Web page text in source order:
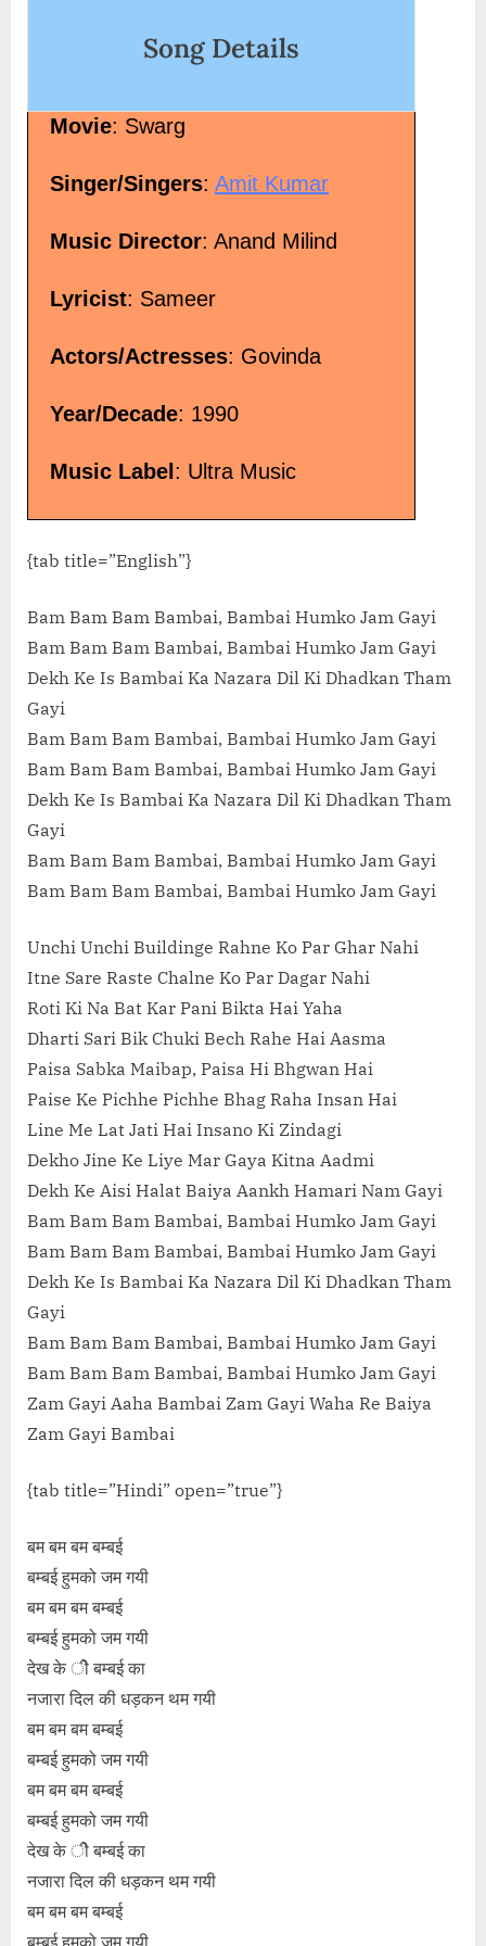
Song Details
Movie: Swarg
Singer/Singers: Amit Kumar
Music Director: Anand Milind
Lyricist: Sameer
Actors/Actresses: Govinda
Year/Decade: 1990
Music Label : Ultra Music
{tab title=”English”}
Bam Bam Bam Bambai, Bambai Humko Jam Gayi
Bam Bam Bam Bambai, Bambai Humko Jam Gayi
Dekh Ke Is Bambai Ka Nazara Dil Ki Dhadkan Tham
Gayi
Bam Bam Bam Bambai, Bambai Humko Jam Gayi
Bam Bam Bam Bambai, Bambai Humko Jam Gayi
Dekh Ke Is Bambai Ka Nazara Dil Ki Dhadkan Tham
Gayi
Bam Bam Bam Bambai, Bambai Humko Jam Gayi
Bam Bam Bam Bambai, Bambai Humko Jam Gayi
Unchi Unchi Buildinge Rahne Ko Par Ghar Nahi
Itne Sare Raste Chalne Ko Par Dagar Nahi
Roti Ki Na Bat Kar Pani Bikta Hai Yaha
Dharti Sari Bik Chuki Bech Rahe Hai Aasma
Paisa Sabka Maibap, Paisa Hi Bhgwan Hai
Paise Ke Pichhe Pichhe Bhag Raha Insan Hai
Line Me Lat Jati Hai Insano Ki Zindagi
Dekho Jine Ke Liye Mar Gaya Kitna Aadmi
Dekh Ke Aisi Halat Baiya Aankh Hamari Nam Gayi
Bam Bam Bam Bambai, Bambai Humko Jam Gayi
Bam Bam Bam Bambai, Bambai Humko Jam Gayi
Dekh Ke Is Bambai Ka Nazara Dil Ki Dhadkan Tham
Gayi
Bam Bam Bam Bambai, Bambai Humko Jam Gayi
Bam Bam Bam Bambai, Bambai Humko Jam Gayi
Zam Gayi Aaha Bambai Zam Gayi Waha Re Baiya
Zam Gayi Bambai
{tab title=”Hindi” open=”true”}
बम बम बम बम्बई
बम्बई हुमको जम गयी
बम बम बम बम्बई
बम्बई हुमको जम गयी
देख के ीे बम्बई का
नजारा दिल की धड़कन थम गयी
बम बम बम बम्बई
बम्बई हुमको जम गयी
बम बम बम बम्बई
बम्बई हुमको जम गयी
देख के ीे बम्बई का
नजारा दिल की धड़कन थम गयी
बम बम बम बम्बई
बम्बई हुमको जम गयी